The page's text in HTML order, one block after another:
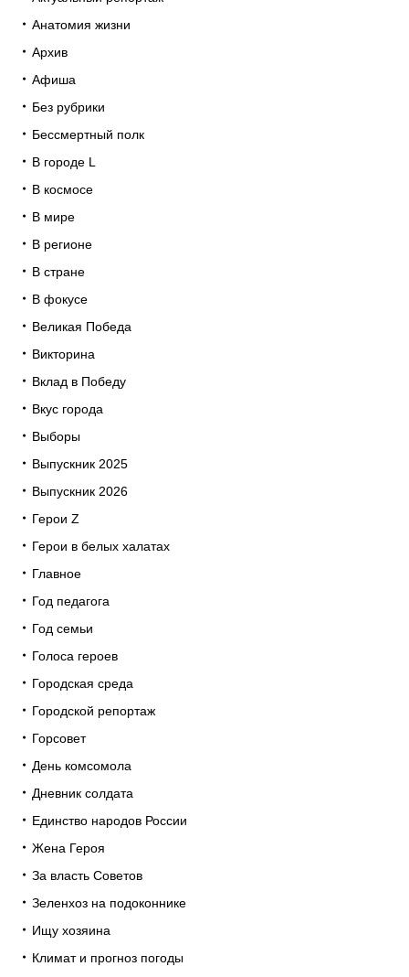
Анатомия жизни
Архив
Афиша
Без рубрики
Бессмертный полк
В городе L
В космосе
В мире
В регионе
В стране
В фокусе
Великая Победа
Викторина
Вклад в Победу
Вкус города
Выборы
Выпускник 2025
Выпускник 2026
Герои Z
Герои в белых халатах
Главное
Год педагога
Год семьи
Голоса героев
Городская среда
Городской репортаж
Горсовет
День комсомола
Дневник солдата
Единство народов России
Жена Героя
За власть Советов
Зеленхоз на подоконнике
Ищу хозяина
Климат и прогноз погоды